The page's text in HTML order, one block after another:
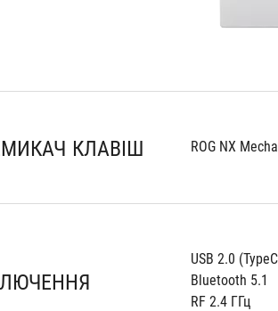
КЛАВІШ ROG NX
USB 2.0
Bluetooth 5.1
RF 2.4 ГГц